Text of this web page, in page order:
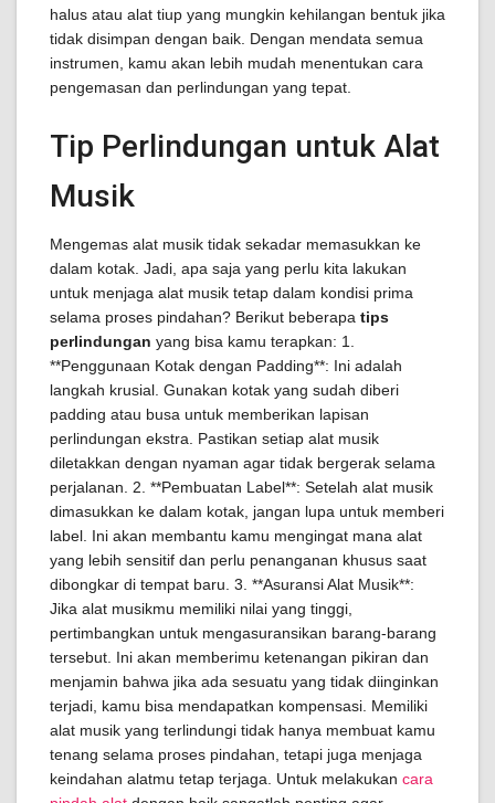
halus atau alat tiup yang mungkin kehilangan bentuk jika
tidak disimpan dengan baik. Dengan mendata semua
instrumen, kamu akan lebih mudah menentukan cara
pengemasan dan perlindungan yang tepat.
Tip Perlindungan untuk Alat
Musik
Mengemas alat musik tidak sekadar memasukkan ke
dalam kotak. Jadi, apa saja yang perlu kita lakukan
untuk menjaga alat musik tetap dalam kondisi prima
selama proses pindahan? Berikut beberapa tips
perlindungan yang bisa kamu terapkan: 1.
**Penggunaan Kotak dengan Padding**: Ini adalah
langkah krusial. Gunakan kotak yang sudah diberi
padding atau busa untuk memberikan lapisan
perlindungan ekstra. Pastikan setiap alat musik
diletakkan dengan nyaman agar tidak bergerak selama
perjalanan. 2. **Pembuatan Label**: Setelah alat musik
dimasukkan ke dalam kotak, jangan lupa untuk memberi
label. Ini akan membantu kamu mengingat mana alat
yang lebih sensitif dan perlu penanganan khusus saat
dibongkar di tempat baru. 3. **Asuransi Alat Musik**:
Jika alat musikmu memiliki nilai yang tinggi,
pertimbangkan untuk mengasuransikan barang-barang
tersebut. Ini akan memberimu ketenangan pikiran dan
menjamin bahwa jika ada sesuatu yang tidak diinginkan
terjadi, kamu bisa mendapatkan kompensasi. Memiliki
alat musik yang terlindungi tidak hanya membuat kamu
tenang selama proses pindahan, tetapi juga menjaga
keindahan alatmu tetap terjaga. Untuk melakukan cara